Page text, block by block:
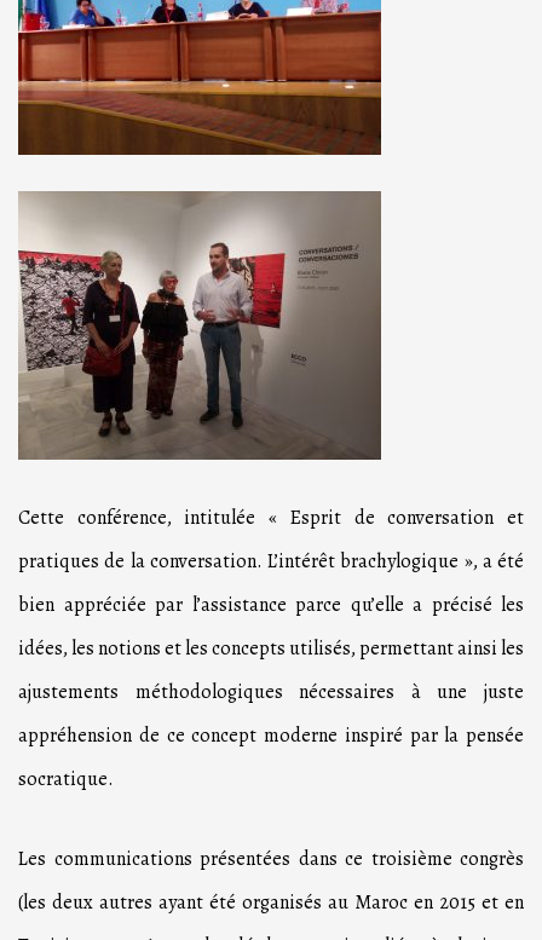
Cette conférence, intitulée « Esprit de conversation et
pratiques de la conversation. L’intérêt brachylogique », a été
bien appréciée par l’assistance parce qu’elle a précisé les
idées, les notions et les concepts utilisés, permettant ainsi les
ajustements méthodologiques nécessaires à une juste
appréhension de ce concept moderne inspiré par la pensée
socratique.
Les communications présentées dans ce troisième congrès
(les deux autres ayant été organisés au Maroc en 2015 et en